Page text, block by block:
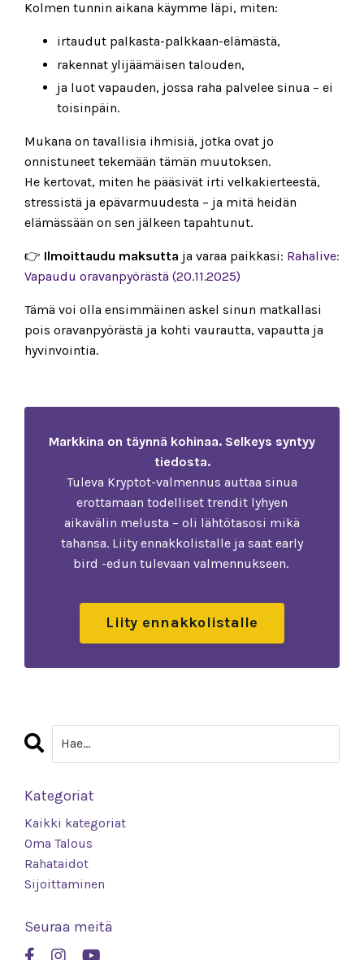
Kolmen tunnin aikana käymme läpi, miten:
irtaudut palkasta-palkkaan-elämästä,
rakennat ylijäämäisen talouden,
ja luot vapauden, jossa raha palvelee sinua – ei
toisinpäin.
Mukana on tavallisia ihmisiä, jotka ovat jo
onnistuneet tekemään tämän muutoksen.
He kertovat, miten he pääsivät irti velkakierteestä,
stressistä ja epävarmuudesta – ja mitä heidän
elämässään on sen jälkeen tapahtunut.
👉 Ilmoittaudu maksutta ja varaa paikkasi: Rahalive:
Vapaudu oravanpyörästä (20.11.2025)
Tämä voi olla ensimmäinen askel sinun matkallasi
pois oravanpyörästä ja kohti vaurautta, vapautta ja
hyvinvointia.
Markkina on täynnä kohinaa. Selkeys syntyy
tiedosta.
Tuleva Kryptot-valmennus auttaa sinua
erottamaan todelliset trendit lyhyen
aikavälin melusta – oli lähtötasosi mikä
tahansa. Liity ennakkolistalle ja saat early
bird -edun tulevaan valmennukseen.
Liity ennakkolistalle
Kategoriat
Kaikki kategoriat
Oma Talous
Rahataidot
Sijoittaminen
Seuraa meitä